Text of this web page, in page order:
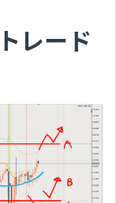
レード